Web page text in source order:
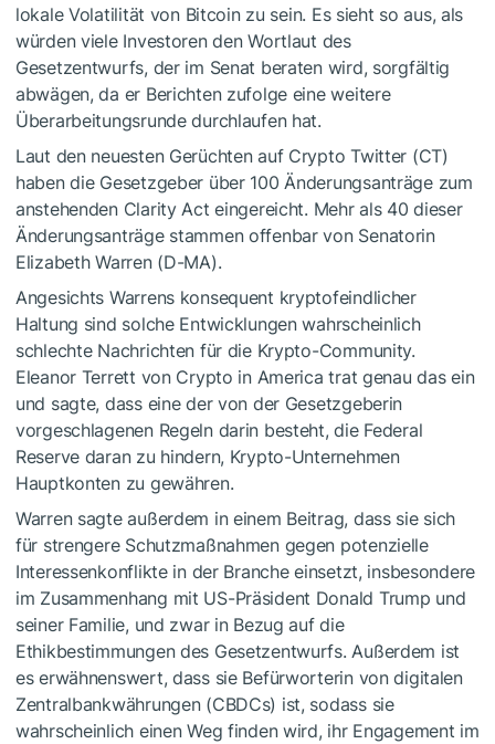
lokale Volatilität von Bitcoin zu sein. Es sieht so aus, als
würden viele Investoren den Wortlaut des
Gesetzentwurfs, der im Senat beraten wird, sorgfältig
abwägen, da er Berichten zufolge eine weitere
Überarbeitungsrunde durchlaufen hat.
Laut den neuesten Gerüchten auf Crypto Twitter (CT)
haben die Gesetzgeber über 100 Änderungsanträge zum
anstehenden Clarity Act eingereicht. Mehr als 40 dieser
Änderungsanträge stammen offenbar von Senatorin
Elizabeth Warren (D-MA).
Angesichts Warrens konsequent kryptofeindlicher
Haltung sind solche Entwicklungen wahrscheinlich
schlechte Nachrichten für die Krypto-Community.
Eleanor Terrett von Crypto in America trat genau das ein
und sagte, dass eine der von der Gesetzgeberin
vorgeschlagenen Regeln darin besteht, die Federal
Reserve daran zu hindern, Krypto-Unternehmen
Hauptkonten zu gewähren.
Warren sagte außerdem in einem Beitrag, dass sie sich
für strengere Schutzmaßnahmen gegen potenzielle
Interessenkonflikte in der Branche einsetzt, insbesondere
im Zusammenhang mit US-Präsident Donald Trump und
seiner Familie, und zwar in Bezug auf die
Ethikbestimmungen des Gesetzentwurfs. Außerdem ist
es erwähnenswert, dass sie Befürworterin von digitalen
Zentralbankwährungen (CBDCs) ist, sodass sie
wahrscheinlich einen Weg finden wird, ihr Engagement im